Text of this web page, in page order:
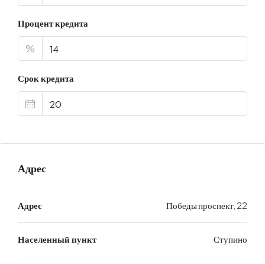
Процент кредита
%
Срок кредита
Адрес
Адрес Победы проспект, 22
Населенный пункт Ступино